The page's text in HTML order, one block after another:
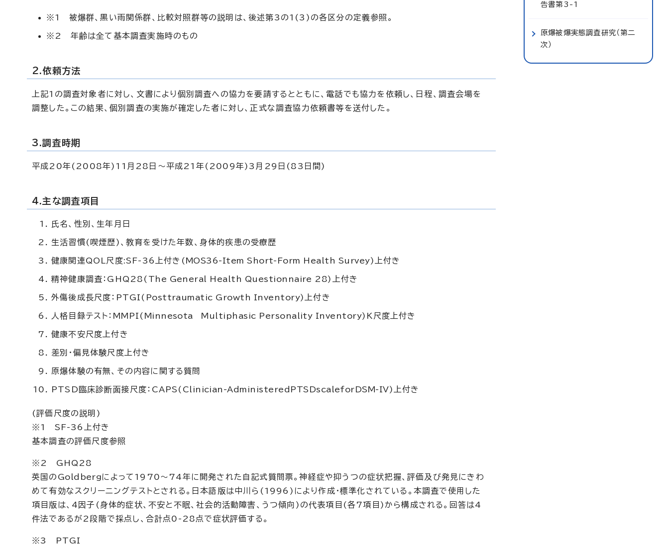
※1 被爆群、黒い雨関係群、比較対照群等の説明は、後述第3の1(3)の各区分の定義参照。
※2 年齢は全て基本調査実施時のもの
2.依頼方法
上記1の調査対象者に対し、文書により個別調査への協力を要請するとともに、電話でも協力を依頼し、日程、調査会場を
調整した。この結果、個別調査の実施が確定した者に対し、正式な調査協力依頼書等を送付した。
3.調査時期
平成20年(2008年)11月28日～平成21年(2009年)3月29日(83日間)
4.主な調査項目
氏名、性別、生年月日
生活習慣(喫煙歴)、教育を受けた年数、身体的疾患の受療歴
健康関連QOL尺度:SF-36上付き( MOS36-Item Short-Form Health Survey)上付き
精神健康調査：GHQ28( The General Health Questionnaire 28)上付き
外傷後成長尺度：PTGI( Posttraumatic Growth Inventory)上付き
人格目録テスト：MMPI( Minnesota Multiphasic Personality Inventory)K尺度上付き
健康不安尺度上付き
差別・偏見体験尺度上付き
原爆体験の有無、その内容に関する質問
PTSD臨床診断面接尺度：CAPS( Clinician-AdministeredPTSDscaleforDSM-IV)上付き
(評価尺度の説明)
※1 SF-36上付き
基本調査の評価尺度参照
※2 GHQ28
英国の Goldbergによって1970～74年に開発された自記式質問票。神経症や抑うつの症状把握、評価及び発見にきわ
めて有効なスクリーニングテストとされる。日本語版は中川ら(1996)により作成・標準化されている。本調査で使用した
項目版は、4因子(身体的症状、不安と不眠、社会的活動障害、うつ傾向)の代表項目(各7項目)から構成される。回答は4
件法であるが2段階で採点し、合計点0-28点で症状評価する。
※3 PTGI
告書第3-1
原爆被爆実態調査研究（第二
次）